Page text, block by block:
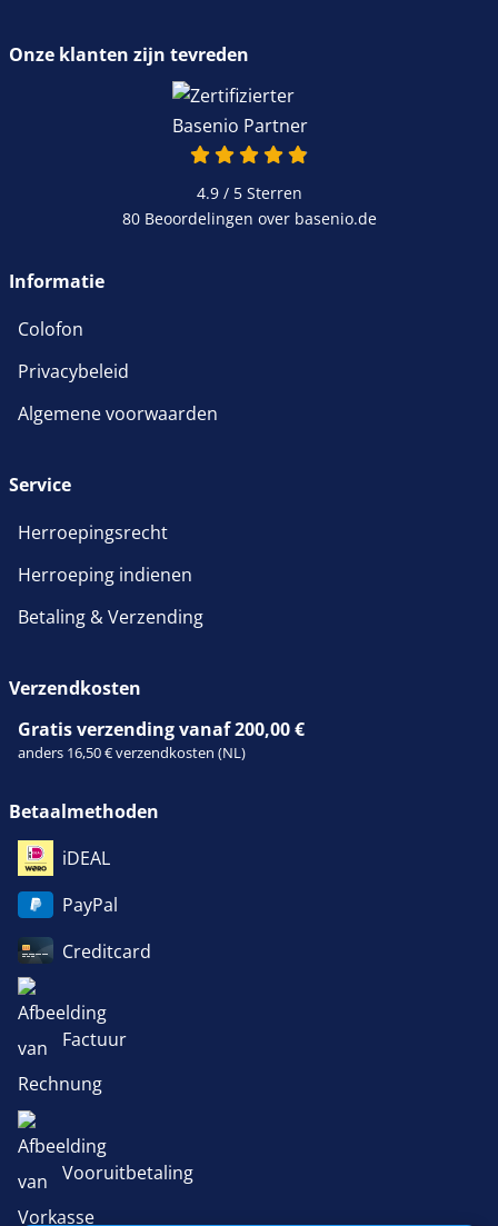
Onze klanten zijn tevreden
4.9 / 5Sterren
80 Beoordelingen over basenio.de
Informatie
Colofon
Privacybeleid
Algemene voorwaarden
Service
Herroepingsrecht
Herroeping indienen
Betaling & Verzending
Verzendkosten
Gratis verzending vanaf 200,00 €
anders 16,50 € verzendkosten (NL)
Betaalmethoden
iDEAL
PayPal
Creditcard
Factuur
Vooruitbetaling